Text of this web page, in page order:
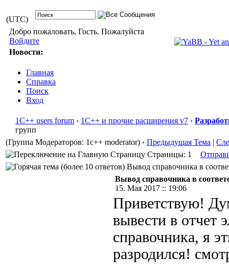
(UTC)
Добро пожаловать, Гость. Пожалуйста
Войдите
Новости:
Главная
Справка
Поиск
Вход
1С++ users forum › 1С++ и прочие расширения v7 ›
групп
(Группа Модераторов: 1c++ moderator) ‹ Предыдущая Тема |
Страницы: 1
Вывод справочника в
Вывод справочника в
15. Мая 2017 :: 19:06
Приветствую!
вывести в отчет
справочника, я
разродился!